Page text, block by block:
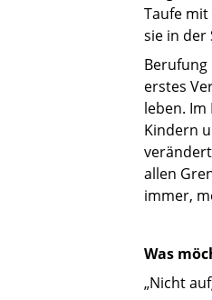
Taufe
sie in der
Berufung
erstes
leben.
Kindern
allen
immer,
Was
„Nicht